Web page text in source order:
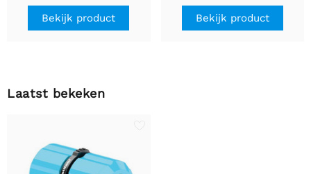
Bekijk product Bekijk product
Laatst bekeken